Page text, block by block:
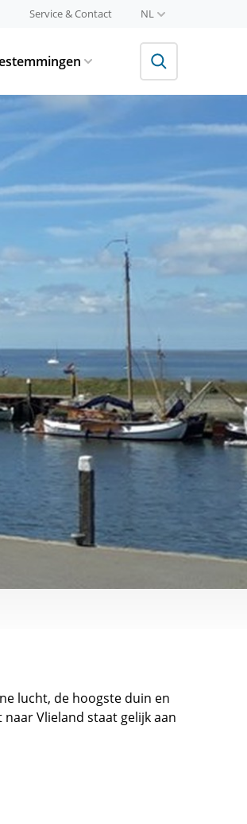
Service & Contact NL
lucht, de hoogste duin en
Vlieland staat gelijk aan